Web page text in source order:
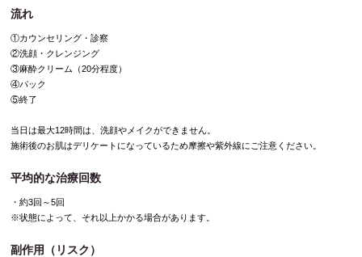
流れ
①カウンセリング・診察
②洗顔・クレンジング
③麻酔クリーム（20分程度）
④パック
⑤終了
当日は最大12時間は、洗顔やメイクができません。
施術後のお肌はデリケートになっているため摩擦や紫外線にご注意ください。
平均的な治療回数
・約3回～5回
※状態によって、それ以上かかる場合があります。
副作用（リスク）